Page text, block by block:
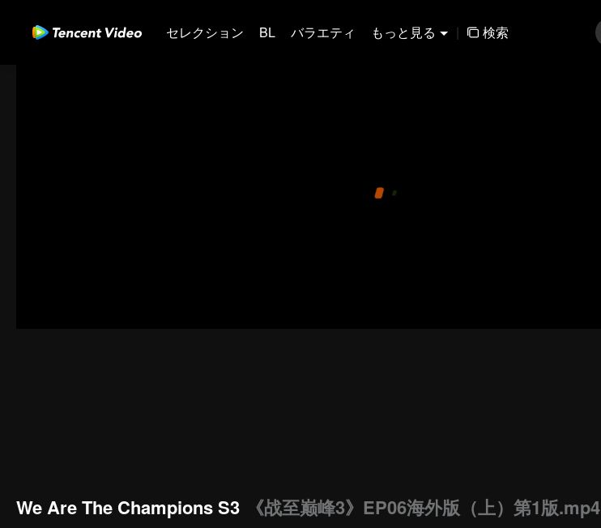
セレクション BL バラエティ もっと見る | 検索
We Are The Champions S3 《战至巅峰3》EP06海外版（上）第1版.mp4